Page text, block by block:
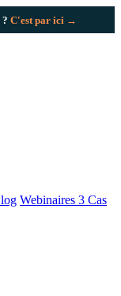
C'est par ici →
Webinaires 3 Cas